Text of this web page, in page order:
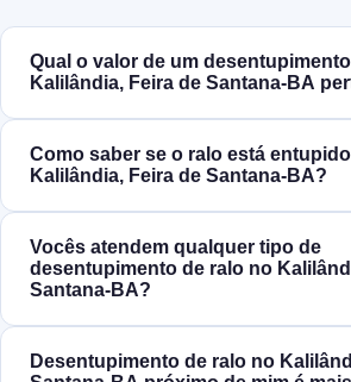
Qual o valor de um
Kalilândia, Feira de Santana‑BA
Como saber se o ralo está
Kalilândia, Feira de Santana‑BA?
Vocês atendem qualquer tipo de
desentupimento de ralo no
Santana‑BA?
Desentupimento de ralo no